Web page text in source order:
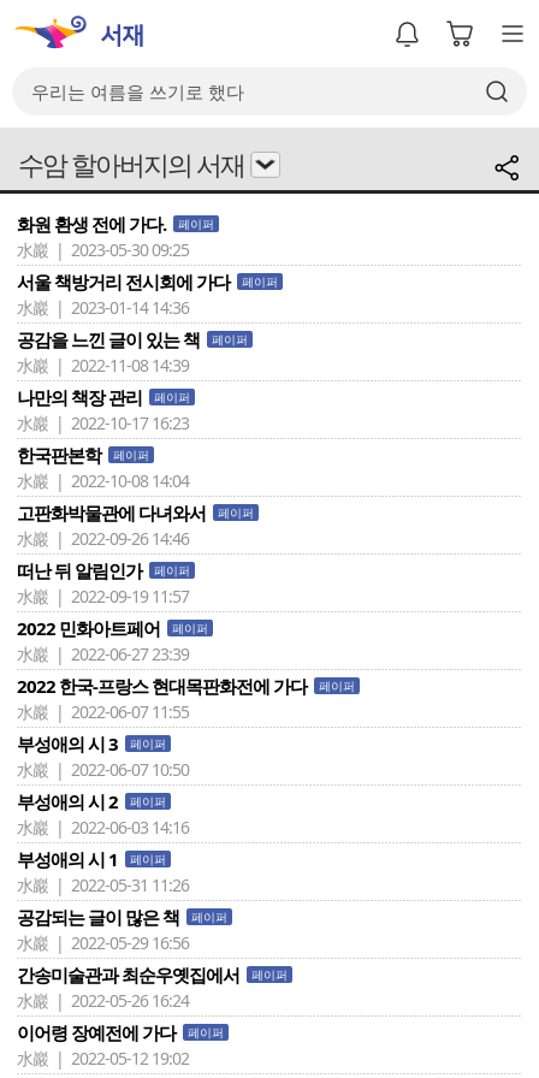
수암 할아버지의 서재
화원 환생 전에 가다. 페이퍼
水巖 | 2023-05-30 09:25
서울 책방거리 전시회에 가다 페이퍼
水巖 | 2023-01-14 14:36
공감을 느낀 글이 있는 책 페이퍼
水巖 | 2022-11-08 14:39
나만의 책장 관리 페이퍼
水巖 | 2022-10-17 16:23
한국판본학 페이퍼
水巖 | 2022-10-08 14:04
고판화박물관에 다녀와서 페이퍼
水巖 | 2022-09-26 14:46
떠난 뒤 알림인가 페이퍼
水巖 | 2022-09-19 11:57
2022 민화아트페어 페이퍼
水巖 | 2022-06-27 23:39
2022 한국-프랑스 현대목판화전에 가다 페이퍼
水巖 | 2022-06-07 11:55
부성애의 시 3 페이퍼
水巖 | 2022-06-07 10:50
부성애의 시 2 페이퍼
水巖 | 2022-06-03 14:16
부성애의 시 1 페이퍼
水巖 | 2022-05-31 11:26
공감되는 글이 많은 책 페이퍼
水巖 | 2022-05-29 16:56
간송미술관과 최순우옛집에서 페이퍼
水巖 | 2022-05-26 16:24
이어령 장예전에 가다 페이퍼
水巖 | 2022-05-12 19:02